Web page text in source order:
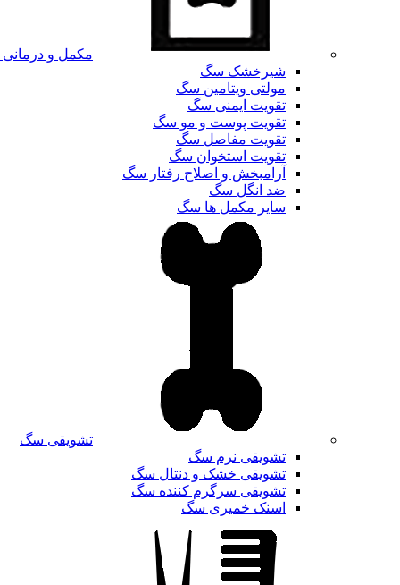
مکمل و
شیرخشک سگ
مولتی ویتامین سگ
تقویت ایمنی سگ
تقویت پوست و مو سگ
تقویت مفاصل سگ
تقویت استخوان سگ
آرامبخش و اصلاح رفتار سگ
ضد انگل سگ
سایر مکمل ها سگ
تشویقی سگ
تشویقی نرم سگ
تشویقی خشک و دنتال سگ
تشویقی سرگرم کننده سگ
اسنک خمیری سگ